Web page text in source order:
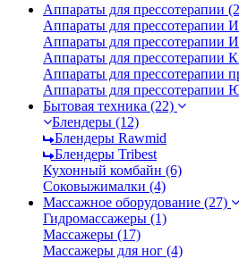
Аппараты для прессотерапии
Аппараты для прессотерапии
Аппараты для прессотерапии
Аппараты для прессотерапии
Аппараты для прессотерапии
Аппараты для прессотерапии
Бытовая техника (22)
Блендеры (12)
Блендеры Rawmid
Блендеры Tribest
Кухонный комбайн (6)
Соковыжималки (4)
Массажное оборудование (27)
Гидромассажеры (1)
Массажеры (17)
Массажеры для ног (4)